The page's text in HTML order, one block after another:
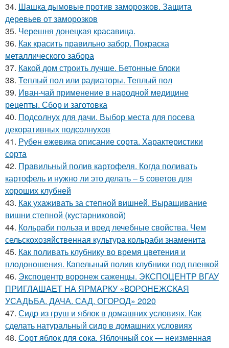
34. Шашка дымовые против заморозков. Защита
деревьев от заморозков
35. Черешня донецкая красавица.
36. Как красить правильно забор. Покраска
металлического забора
37. Какой дом строить лучше. Бетонные блоки
38. Теплый пол или радиаторы. Теплый пол
39. Иван-чай применение в народной медицине
рецепты. Сбор и заготовка
40. Подсолнух для дачи. Выбор места для посева
декоративных подсолнухов
41. Рубен ежевика описание сорта. Характеристики
сорта
42. Правильный полив картофеля. Когда поливать
картофель и нужно ли это делать – 5 советов для
хороших клубней
43. Как ухаживать за степной вишней. Выращивание
вишни степной (кустарниковой)
44. Кольраби польза и вред лечебные свойства. Чем
сельскохозяйственная культура кольраби знаменита
45. Как поливать клубнику во время цветения и
плодоношения. Капельный полив клубники под пленкой
46. Экспоцентр воронеж саженцы. ЭКСПОЦЕНТР ВГАУ
ПРИГЛАШАЕТ НА ЯРМАРКУ «ВОРОНЕЖСКАЯ
УСАДЬБА. ДАЧА. САД. ОГОРОД» 2020
47. Сидр из груш и яблок в домашних условиях. Как
сделать натуральный сидр в домашних условиях
48. Сорт яблок для сока. Яблочный сок — неизменная